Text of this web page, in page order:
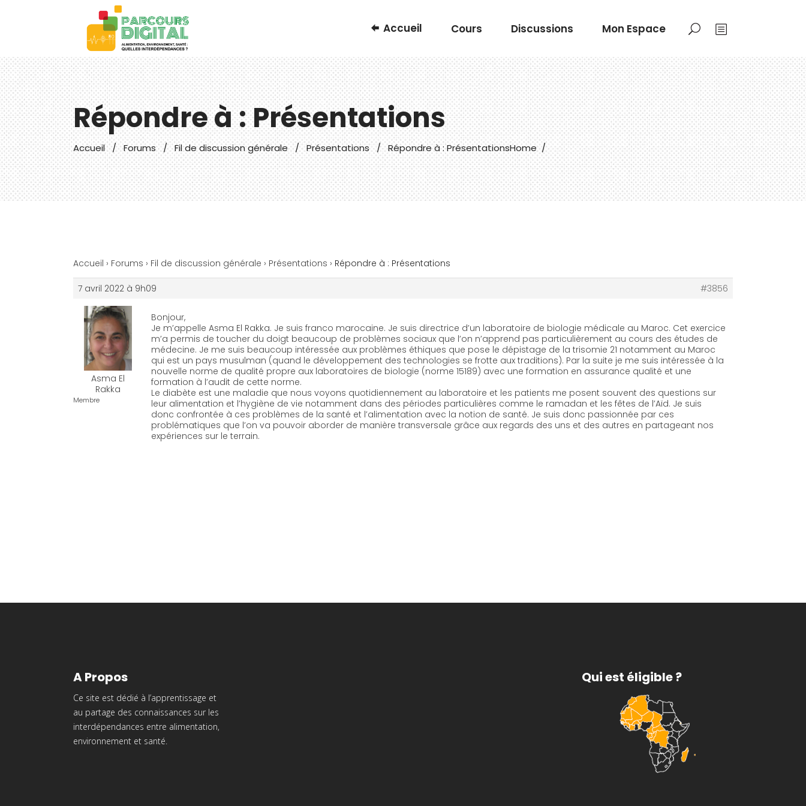
Accueil Cours Discussions Mon Espace
Répondre à : Présentations
Home/
Accueil/Forums / Fil de discussion générale / Présentations/Répondre à : Présentations
Accueil › Forums › Fil de discussion générale › Présentations › Répondre à : Présentations
7 avril 2022 à 9h09 #3856
Asma El
Rakka
Membre
Bonjour,
Je m’appelle Asma El Rakka. Je suis franco marocaine. Je suis directrice d’un laboratoire de biologie médicale au Maroc. Cet exercice
m’a permis de toucher du doigt beaucoup de problèmes sociaux que l’on n’apprend pas particulièrement au cours des études de
médecine. Je me suis beaucoup intéressée aux problèmes éthiques que pose le dépistage de la trisomie 21 notamment au Maroc
qui est un pays musulman (quand le développement des technologies se frotte aux traditions). Par la suite je me suis intéressée à la
nouvelle norme de qualité propre aux laboratoires de biologie (norme 15189) avec une formation en assurance qualité et une
formation à l’audit de cette norme.
Le diabète est une maladie que nous voyons quotidiennement au laboratoire et les patients me posent souvent des questions sur
leur alimentation et l’hygiène de vie notamment dans des périodes particulières comme le ramadan et les fêtes de l’Aïd. Je suis
donc confrontée à ces problèmes de la santé et l’alimentation avec la notion de santé. Je suis donc passionnée par ces
problématiques que l’on va pouvoir aborder de manière transversale grâce aux regards des uns et des autres en partageant nos
expériences sur le terrain.
A Propos
Ce site est dédié à l’apprentissage et
au partage des connaissances sur les
interdépendances entre alimentation,
environnement et santé.
Qui est éligible ?